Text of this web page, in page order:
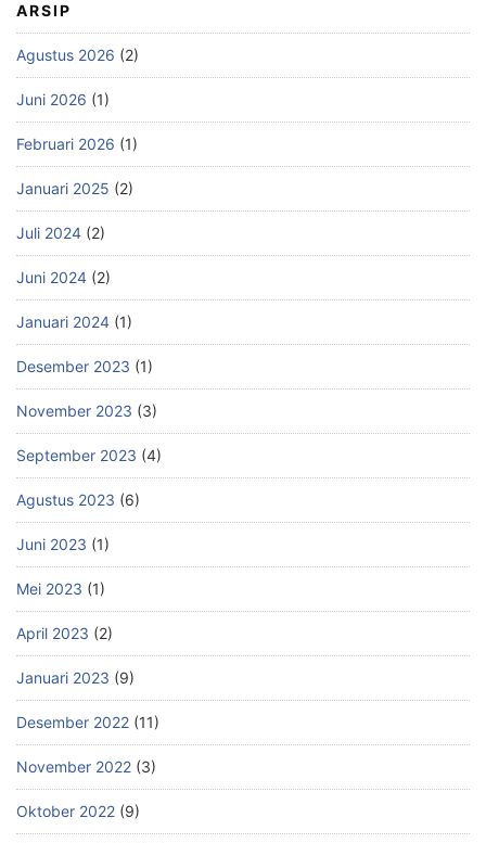
ARSIP
Agustus 2026 (2)
Juni 2026 (1)
Februari 2026 (1)
Januari 2025 (2)
Juli 2024 (2)
Juni 2024 (2)
Januari 2024 (1)
Desember 2023 (1)
November 2023 (3)
September 2023 (4)
Agustus 2023 (6)
Juni 2023 (1)
Mei 2023 (1)
April 2023 (2)
Januari 2023 (9)
Desember 2022 (11)
November 2022 (3)
Oktober 2022 (9)